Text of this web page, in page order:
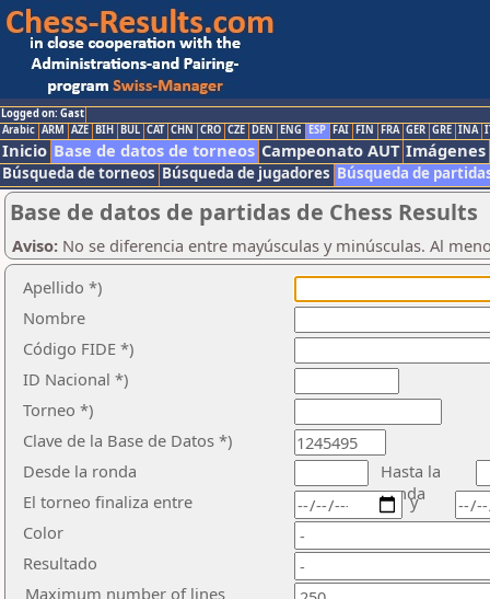
Logged on: Gast
Arabic ARM AZE BIH BUL CAT CHN CRO CZE DEN ENG ESP FAI FIN FRA GER GRE INA
Inicio Base de datos de torneos Campeonato AUT Imágenes
Búsqueda de torneos Búsqueda de jugadores Búsqueda de
Base de datos de partidas de Chess Results
Aviso: No se diferencia entre mayúsculas y minúsculas. Al
Apellido *)
Nombre
Código FIDE *)
ID Nacional *)
Torneo *)
Clave de la Base de Datos *)
Desde la ronda
Hasta la
ronda
El torneo finaliza entre
Color
Resultado
y
Maximum number of lines